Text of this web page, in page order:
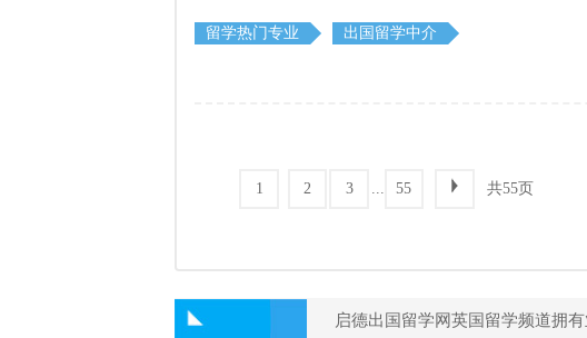
留学热门专业 出国留学中介
1 2 3 ... 55 共55页
启德出国留学网英国留学频道拥